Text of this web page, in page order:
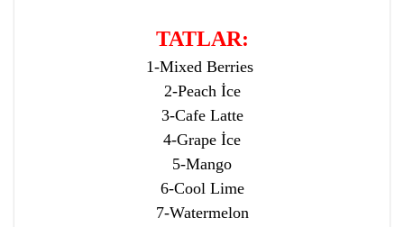
TATLAR:
1-Mixed Berries
2-Peach İce
3-Cafe Latte
4-Grape İce
5-Mango
6-Cool Lime
7-Watermelon